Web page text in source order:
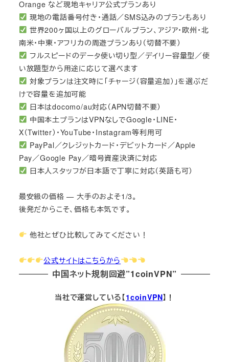
Orange など現地キャリア公式プランあり
現地の電話番号付き・通話／SMS込みのプランもあり
世界200ヶ国以上のグローバルプラン、アジア・欧州・北
南米・中東・アフリカの周遊プランあり（切替不要）
フルスピードのデータ使い切り型／デイリー容量型／使
い放題型から用途に応じて選べます
対象プランは注文時に「チャージ（容量追加）」を選ぶだ
けで容量を追加可能
日本はdocomo/au対応（APN切替不要）
中国本土プランはVPNなしでGoogle・LINE・
X（Twitter）・YouTube・Instagram等利用可
PayPal／クレジットカード・デビットカード／Apple
Pay／Google Pay／暗号資産決済に対応
日本人スタッフが日本語で丁寧に対応（英語も可）
最安級の価格 — 大手のおよそ1/3。
後発だからこそ、価格も本気です。
他社とぜひ比較してみてください！
公式サイトはこちらから
中国ネット規制回避”1coinVPN”
当社で運営している【1coinVPN】！